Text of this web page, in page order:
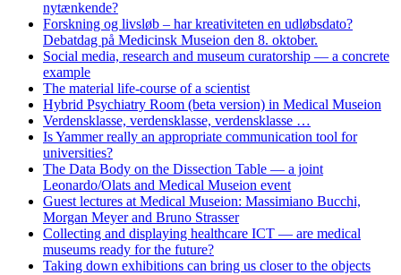
nytænkende?
Forskning og livsløb – har kreativiteten en udløbsdato?
Debatdag på Medicinsk Museion den 8. oktober.
Social media, research and museum curatorship — a concrete
example
The material life-course of a scientist
Hybrid Psychiatry Room (beta version) in Medical Museion
Verdensklasse, verdensklasse, verdensklasse …
Is Yammer really an appropriate communication tool for
universities?
The Data Body on the Dissection Table — a joint
Leonardo/Olats and Medical Museion event
Guest lectures at Medical Museion: Massimiano Bucchi,
Morgan Meyer and Bruno Strasser
Collecting and displaying healthcare ICT — are medical
museums ready for the future?
Taking down exhibitions can bring us closer to the objects